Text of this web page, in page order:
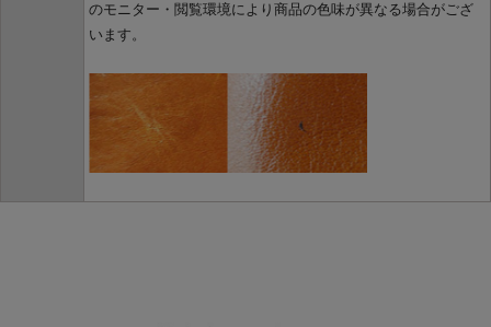
のモニター・閲覧環境により商品の色味が異なる場合がござ
います。